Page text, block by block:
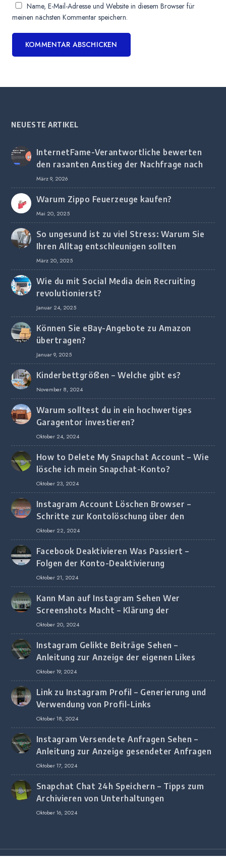
Name, E-Mail-Adresse und Website in diesem Browser für
meinen nächsten Kommentar speichern.
NEUESTE ARTIKEL
InternetFame-Verantwortliche bewerten
den rasanten Anstieg der Nachfrage nach
digitalem Marketing bei deutschen
Unternehmen
März 9, 2026
Warum Zippo Feuerzeuge kaufen?
Mai 20, 2025
So ungesund ist zu viel Stress: Warum Sie
Ihren Alltag entschleunigen sollten
März 20, 2025
Wie du mit Social Media dein Recruiting
revolutionierst?
Januar 24, 2025
Können Sie eBay-Angebote zu Amazon
übertragen?
Januar 9, 2025
Kinderbettgrößen – Welche gibt es?
November 8, 2024
Warum solltest du in ein hochwertiges
Garagentor investieren?
Oktober 24, 2024
How to Delete My Snapchat Account – Wie
lösche ich mein Snapchat-Konto?
Oktober 23, 2024
Instagram Account Löschen Browser –
Schritte zur Kontolöschung über den
Browser
Oktober 22, 2024
Facebook Deaktivieren Was Passiert –
Folgen der Konto-Deaktivierung
Oktober 21, 2024
Kann Man auf Instagram Sehen Wer
Screenshots Macht – Klärung der
Screenshot-Erkennung
Oktober 20, 2024
Instagram Gelikte Beiträge Sehen –
Anleitung zur Anzeige der eigenen Likes
Oktober 19, 2024
Link zu Instagram Profil – Generierung und
Verwendung von Profil-Links
Oktober 18, 2024
Instagram Versendete Anfragen Sehen –
Anleitung zur Anzeige gesendeter Anfragen
Oktober 17, 2024
Snapchat Chat 24h Speichern – Tipps zum
Archivieren von Unterhaltungen
Oktober 16, 2024